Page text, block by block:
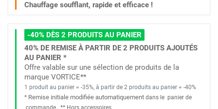
Chauffage soufflant, rapide et efficace !
-40% DÈS 2 PRODUITS AU PANIER
40% DE REMISE À PARTIR DE 2 PRODUITS AJOUTÉS
AU PANIER *
Offre valable sur une sélection de produits de la
marque VORTICE**
1 produit au panier = -35%, à partir de 2 produits au panier = -40%
* Remise initiale modifiée automatiquement dans le panier de
commande . ** Hors accessoires